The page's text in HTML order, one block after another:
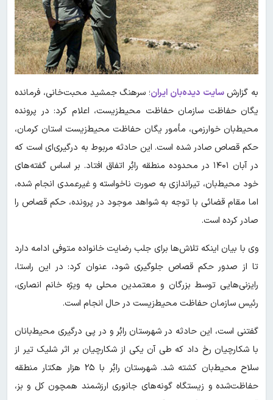
به گزارشسایت دیده‌بان ایران؛ سرهنگ جمشید محبت‌خانی، فرمانده
یگان حفاظت سازمان حفاظت محیط‌زیست، اعلام کرد: در پرونده
محیط‌بان خوارزمی، مأمور یگان حفاظت محیط‌زیست استان کرمان،
حکم قصاص صادر شده است. این حادثه مربوط به درگیری‌ای است که
در آبان ۱۴۰۱ در محدوده منطقه رابُر اتفاق افتاد. بر اساس گفته‌های
خود محیط‌بان، تیراندازی به صورت ناخواسته و غیرعمدی انجام شده،
اما مقام قضائی با توجه به شواهد موجود در پرونده، حکم قصاص را
صادر کرده است.
وی با بیان اینکه تلاش‌ها برای جلب رضایت خانواده متوفی ادامه دارد
تا از صدور حکم قصاص جلوگیری شود، عنوان کرد: در این راستا،
رایزنی‌هایی توسط بزرگان و معتمدین محلی به ویژه خانم انصاری،
رئیس سازمان حفاظت محیط‌زیست در حال انجام است.
گفتنی است، این حادثه در شهرستان رابُر و در پی درگیری محیط‌بانان
با شکارچیان رخ داد که طی آن یکی از شکارچیان بر اثر شلیک تیر از
سلاح محیط‌بان کشته شد. شهرستان رابُر با ۲۵ هزار هکتار منطقه
حفاظت‌شده و زیستگاه گونه‌های جانوری ارزشمند همچون کل و بز،